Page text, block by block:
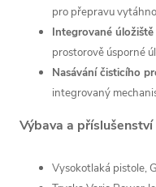
pro přepravu
Integrované
prostorově úsporné
Nasávání čisticího
integrovaný
Výbava a příslušenství
Vysokotlaká pistole,